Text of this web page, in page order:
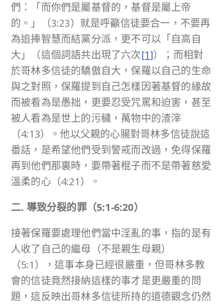
們：「而你們是屬基督的，基督是屬上帝
的。」（3:23）就是呼籲信徒要合一，不要再
為追捧智慧而結黨分派，更不可以「自高自
大」（這個詞語共出現了六次[1]）；而相對
於哥林多信徒的驕傲自大，保羅以自己的生命
與之對照，保羅提到自己怎樣因著基督的緣故
而被看為是愚拙，更要忍受咒罵和迫害，甚至
被人看為是世上的污穢，萬物中的渣滓
（4:13）。他以父親的心腸對哥林多信徒說這
番話，是希望他們受到警戒而改過，免得保羅
再到他們那裏時，要帶著棍子而不是帶著慈愛
溫柔的心（4:21）。
二. 導致分裂的罪（5:1-6:20）
接著保羅要處理他們當中淫亂的事，指的是有
人收了自己的繼母（不是親生母親）
（5:1），這事本身已經很嚴重，但哥林多教
會的信徒竟然接納這樣的事才是更嚴重的問
題，這反映出哥林多信徒所持的道德觀念仍然